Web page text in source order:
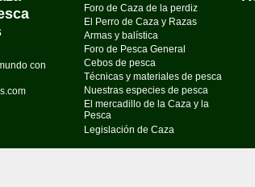
con
Foro de Caza de la perdiz
El Perro de Caza y Razas
Armas y balística
Foro de Pesca General
Cebos de pesca
Técnicas y materiales de pesca
Nuestras especies de pesca
El mercadillo de la Caza y la
Pesca
Legislación de Caza